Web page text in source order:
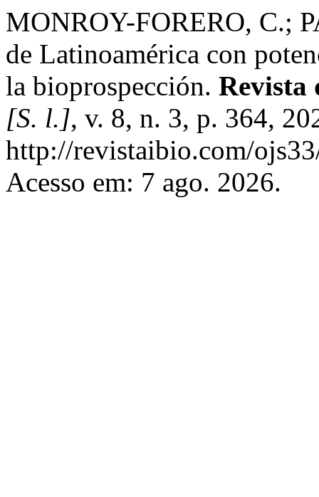
MONROY-FORERO, C.;
de Latinoamérica con
la bioprospección. Revista
[S. l.], v. 8, n. 3, p. 364,
http://revistaibio.com/
Acesso em: 7 ago. 2026.